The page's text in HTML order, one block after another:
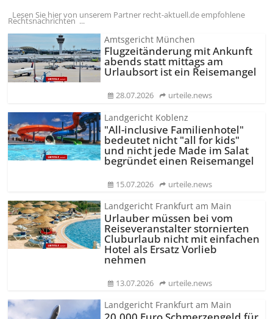
Lesen Sie hier von unserem Partner recht-aktuell.de empfohlene
Rechtsnachrichten ...
Amtsgericht München
Flugzeitänderung mit Ankunft
abends statt mittags am
Urlaubsort ist ein Reisemangel
28.07.2026 urteile.news
Landgericht Koblenz
"All-inclusive Familienhotel"
bedeutet nicht "all for kids"
und nicht jede Made im Salat
begründet einen Reisemangel
15.07.2026 urteile.news
Landgericht Frankfurt am Main
Urlauber müssen bei vom
Reiseveranstalter stornierten
Cluburlaub nicht mit einfachen
Hotel als Ersatz Vorlieb
nehmen
13.07.2026 urteile.news
Landgericht Frankfurt am Main